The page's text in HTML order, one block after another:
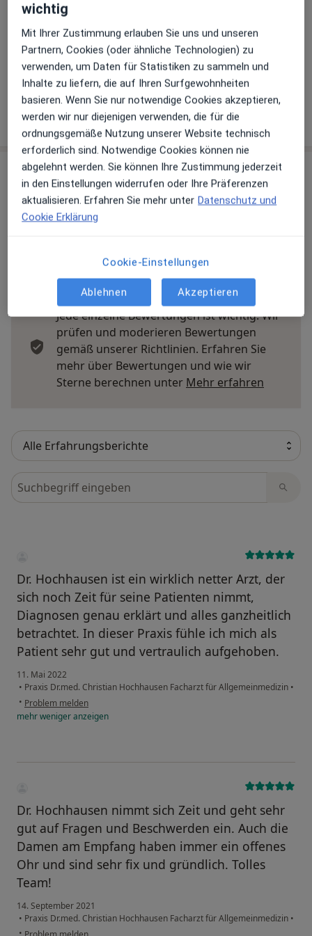
Details
Telefonnummer
04402...Telefonnummer anzeigen
04402...Telefonnummer anzeigen
Mehr Details anzeigen
über die Adresse
Erfahrungen
Bewerten
20 Bewertungen
Jede einzelne Bewertungen ist wichtig. Wir
prüfen und moderieren Bewertungen
gemäß unserer Richtlinien. Erfahren Sie
mehr über Bewertungen und wie wir
Sterne berechnen unter Mehr erfahren
Bewertungen durchsuchen
Dr. Hochhausen ist ein wirklich netter Arzt, der
sich noch Zeit für seine Patienten nimmt,
Diagnosen genau erklärt und alles ganzheitlich
betrachtet. In dieser Praxis fühle ich mich als
Patient sehr gut und vertraulich aufgehoben.
11. Mai 2022
• Praxis Dr.med. Christian Hochhausen Facharzt für Allgemeinmedizin •
• Problem melden
mehrwenigeranzeigen
Dr. Hochhausen nimmt sich Zeit und geht sehr
gut auf Fragen und Beschwerden ein. Auch die
Damen am Empfang haben immer ein offenes
Ohr und sind sehr fix und gründlich. Tolles
Team!
14. September 2021
• Praxis Dr.med. Christian Hochhausen Facharzt für Allgemeinmedizin •
•
wichtig
Mit Ihrer Zustimmung erlauben Sie uns und unseren
Partnern, Cookies (oder ähnliche Technologien) zu
verwenden, um Daten für Statistiken zu sammeln und
Inhalte zu liefern, die auf Ihren Surfgewohnheiten
basieren. Wenn Sie nur notwendige Cookies akzeptieren,
werden wir nur diejenigen verwenden, die für die
ordnungsgemäße Nutzung unserer Website technisch
erforderlich sind. Notwendige Cookies können nie
abgelehnt werden. Sie können Ihre Zustimmung jederzeit
in den Einstellungen widerrufen oder Ihre Präferenzen
aktualisieren. Erfahren Sie mehr unter Datenschutz und
Cookie Erklärung
Cookie-Einstellungen
Ablehnen Akzeptieren